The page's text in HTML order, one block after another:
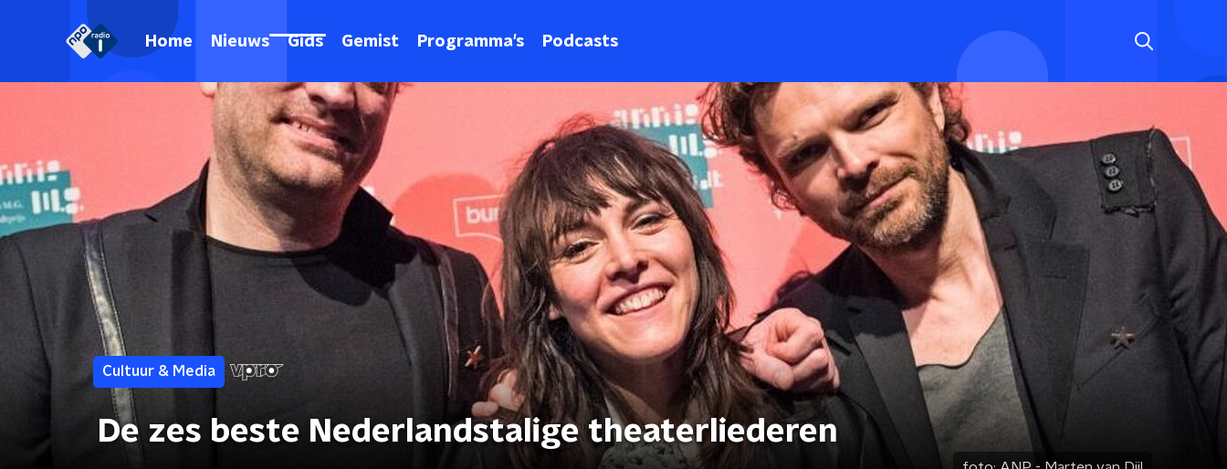
Home Nieuws Gids Gemist Programma's Podcasts
Cultuur & Media
De zes beste Nederlandstalige theaterliederen